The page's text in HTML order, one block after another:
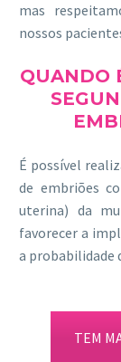
mas
nossos
QUANDO
É possível
de embriões
uterina) da
favorecer a
a probabilidade
TEM